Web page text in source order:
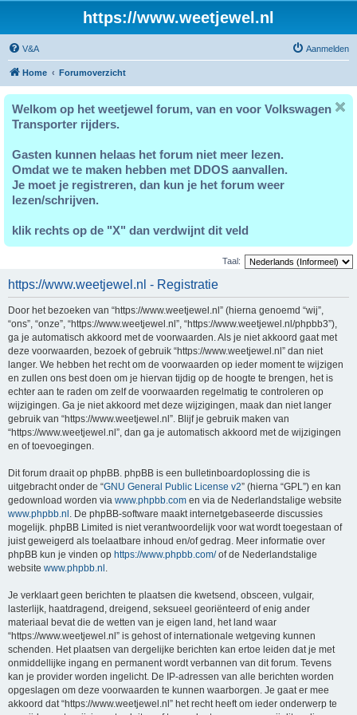
https://www.weetjewel.nl
V&A Aanmelden
Home Forumoverzicht
Welkom op het weetjewel forum, van en voor Volkswagen
Transporter rijders.
Gasten kunnen helaas het forum niet meer lezen.
Omdat we te maken hebben met DDOS aanvallen.
Je moet je registreren, dan kun je het forum weer
lezen/schrijven.
klik rechts op de "X" dan verdwijnt dit veld
Taal:
https://www.weetjewel.nl - Registratie
Door het bezoeken van “https://www.weetjewel.nl” (hierna genoemd “wij”,
“ons”, “onze”, “https://www.weetjewel.nl”, “https://www.weetjewel.nl/phpbb3”),
ga je automatisch akkoord met de voorwaarden. Als je niet akkoord gaat met
deze voorwaarden, bezoek of gebruik “https://www.weetjewel.nl” dan niet
langer. We hebben het recht om de voorwaarden op ieder moment te wijzigen
en zullen ons best doen om je hiervan tijdig op de hoogte te brengen, het is
echter aan te raden om zelf de voorwaarden regelmatig te controleren op
wijzigingen. Ga je niet akkoord met deze wijzigingen, maak dan niet langer
gebruik van “https://www.weetjewel.nl”. Blijf je gebruik maken van
“https://www.weetjewel.nl”, dan ga je automatisch akkoord met de wijzigingen
en of toevoegingen.
Dit forum draait op phpBB. phpBB is een bulletinboardoplossing die is
uitgebracht onder de “GNU General Public License v2” (hierna “GPL”) en kan
gedownload worden via www.phpbb.com en via de Nederlandstalige website
www.phpbb.nl . De phpBB-software maakt internetgebaseerde discussies
mogelijk. phpBB Limited is niet verantwoordelijk voor wat wordt toegestaan of
juist geweigerd als toelaatbare inhoud en/of gedrag. Meer informatie over
phpBB kun je vinden op https://www.phpbb.com/of de Nederlandstalige
website www.phpbb.nl .
Je verklaart geen berichten te plaatsen die kwetsend, obsceen, vulgair,
lasterlijk, haatdragend, dreigend, seksueel georiënteerd of enig ander
materiaal bevat die de wetten van je eigen land, het land waar
“https://www.weetjewel.nl” is gehost of internationale wetgeving kunnen
schenden. Het plaatsen van dergelijke berichten kan ertoe leiden dat je met
onmiddellijke ingang en permanent wordt verbannen van dit forum. Tevens
kan je provider worden ingelicht. De IP-adressen van alle berichten worden
opgeslagen om deze voorwaarden te kunnen waarborgen. Je gaat er mee
akkoord dat “https://www.weetjewel.nl” het recht heeft om ieder onderwerp te